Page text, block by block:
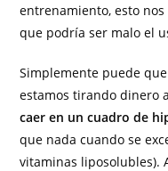
entrenamiento, esto
que podría ser malo el
Simplemente puede
estamos tirando dinero
caer en un cuadro de
que nada cuando se
vitaminas liposolubles).